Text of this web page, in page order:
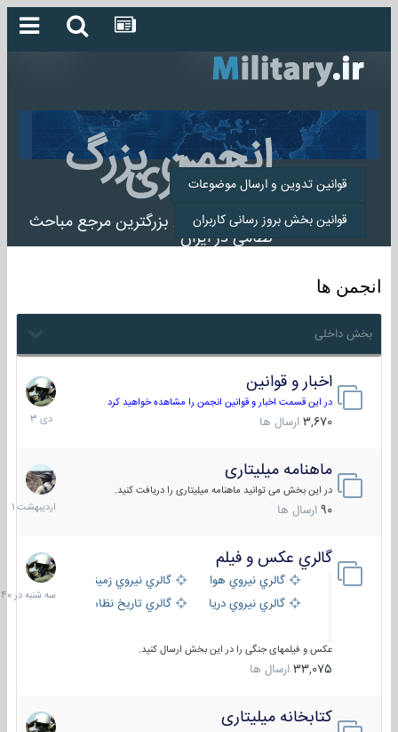
انجمن بزرگ
میلیتاری
انجمن میلیتاری بزرگترین مرجع مباحث
نظامی در ایران
قوانین تدوین و ارسال موضوعات
قوانین بخش بروز رسانی کاربران
انجمن ها
بخش داخلی
اخبار و قوانین
در این قسمت اخبار و قوانین انجمن را مشاهده خواهید کرد
3,670 ارسال ها
22
دی
1403
ماهنامه میلیتاری
در این بخش می توانید ماهنامه میلیتاری را دریافت کنید.
90 ارسال ها
30
1401
گالري عكس و فيلم
گالري نيروي هوايي
گالري نيروي زميني
گالري نيروي دريايي
گالري تاریخ نظامی
عکس و فیلمهای جنگی را در این بخش ارسال کنید.
33,075 ارسال ها
سه
شنبه
در
کتابخانه میلیتاری
16